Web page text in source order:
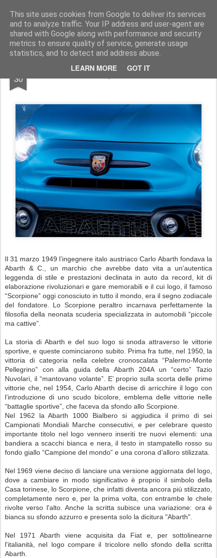
This site uses cookies from Google to deliver its services
and to analyze traffic. Your IP address and user-agent are
shared with Google along with performance and security
metrics to ensure quality of service, generate usage
statistics, and to detect and address abuse.
LEARN MORE GOT IT
AutoMotoCorse. Motorsport Random News 280912
30 Buon compleanno Abarth!
Il 31 marzo 1949 l’ingegnere italo austriaco Carlo Abarth fondava la
Abarth & C., un marchio che avrebbe dato vita a un'autentica
leggenda di stile e prestazioni declinata in auto da record, kit di
elaborazione rivoluzionari e gare memorabili e il cui logo, il famoso
“Scorpione” oggi conosciuto in tutto il mondo, era il segno zodiacale
del fondatore. Lo Scorpione peraltro incarnava perfettamente la
filosofia della neonata scuderia specializzata in automobili “piccole
ma cattive”.
La storia di Abarth e del suo logo si snoda attraverso le vittorie
sportive, e queste cominciarono subito. Prima fra tutte, nel 1950, la
vittoria di categoria nella celebre cronoscalata “Palermo-Monte
Pellegrino” con alla guida della Abarth 204A un “certo” Tazio
Nuvolari, il “mantovano volante”. E’ proprio sulla scorta delle prime
vittorie che, nel 1954, Carlo Abarth decise di arricchire il logo con
l’introduzione di uno scudo bicolore, emblema delle vittorie nelle
“battaglie sportive”, che faceva da sfondo allo Scorpione.
Nel 1962 la Abarth 1000 Bialbero si aggiudica il primo di sei
Campionati Mondiali Marche consecutivi, e per celebrare questo
importante titolo nel logo vennero inseriti tre nuovi elementi: una
bandiera a scacchi bianca e nera, il testo in stampatello rosso su
fondo giallo “Campione del mondo” e una corona d’alloro stilizzata.
Nel 1969 viene deciso di lanciare una versione aggiornata del logo,
dove a cambiare in modo significativo è proprio il simbolo della
Casa torinese, lo Scorpione, che infatti diventa ancora più stilizzato,
completamente nero e, per la prima volta, con entrambe le chele
rivolte verso l'alto. Anche la scritta subisce una variazione: ora è
bianca su sfondo azzurro e presenta solo la dicitura "Abarth".
Nel 1971 Abarth viene acquisita da Fiat e, per sottolinearne
l'italianità, nel logo compare il tricolore nello sfondo della scritta
Abarth.